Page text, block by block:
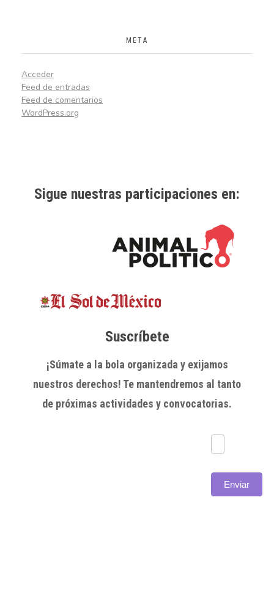
META
Acceder
Feed de entradas
Feed de comentarios
WordPress.org
Sigue nuestras participaciones en:
Suscríbete
¡Súmate a la bola organizada y exijamos
nuestros derechos! Te mantendremos al tanto
de próximas actividades y convocatorias.
Subscríbete
Enviar